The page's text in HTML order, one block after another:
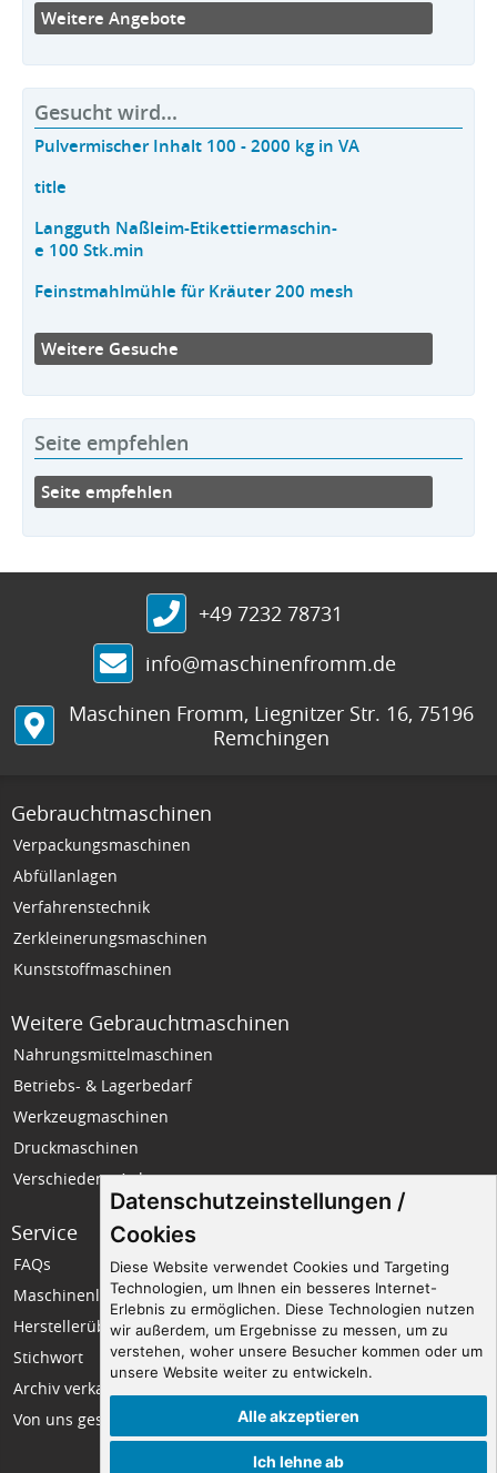
Datenschutzeinstellungen /
Cookies
Diese Website verwendet Cookies und Targeting
Technologien, um Ihnen ein besseres Internet-
Erlebnis zu ermöglichen. Diese Technologien nutzen
wir außerdem, um Ergebnisse zu messen, um zu
verstehen, woher unsere Besucher kommen oder um
unsere Website weiter zu entwickeln.
Alle akzeptieren
Ich lehne ab
Weitere Angebote
Gesucht wird...
Pulvermischer Inhalt 100 - 2000 kg in VA
title
Langguth Naßleim-Etikettiermaschin-
e 100 Stk.min
Feinstmahlmühle für Kräuter 200 mesh
Weitere Gesuche
Seite empfehlen
Seite empfehlen
+49 7232 78731
info@maschinenfromm.de
Maschinen Fromm, Liegnitzer Str. 16, 75196
Remchingen
Gebrauchtmaschinen
Verpackungsmaschinen
Abfüllanlagen
Verfahrenstechnik
Zerkleinerungsmaschinen
Kunststoffmaschinen
Weitere Gebrauchtmaschinen
Nahrungsmittelmaschinen
Betriebs- & Lagerbedarf
Werkzeugmaschinen
Druckmaschinen
Verschiedene Anlagen
Service
FAQs
Maschinenlexikon
Herstellerübersicht
Stichwort
Archiv verkaufter Maschinen
Von uns gesuchte Maschinen
Wir über uns
Impressum
Datenschutz
Seitenempfehlung